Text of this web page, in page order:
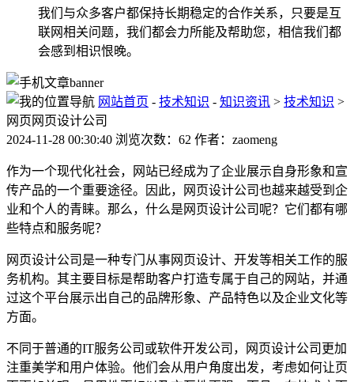
我们与众多客户都保持长期稳定的合作关系，只要是互
联网相关问题，我们都会力所能及帮助您，相信我们都
会感到相识恨晚。
网站首页 - 技术知识 - 知识资讯 > 技术知识 >
网页网页设计公司
2024-11-28 00:30:40 浏览次数：62 作者：zaomeng
作为一个现代化社会，网站已经成为了企业展示自身形象和宣
传产品的一个重要途径。因此，网页设计公司也越来越受到企
业和个人的青睐。那么，什么是网页设计公司呢？它们都有哪
些特点和服务呢？
网页设计公司是一种专门从事网页设计、开发等相关工作的服
务机构。其主要目标是帮助客户打造专属于自己的网站，并通
过这个平台展示出自己的品牌形象、产品特色以及企业文化等
方面。
不同于普通的IT服务公司或软件开发公司，网页设计公司更加
注重美学和用户体验。他们会从用户角度出发，考虑如何让页